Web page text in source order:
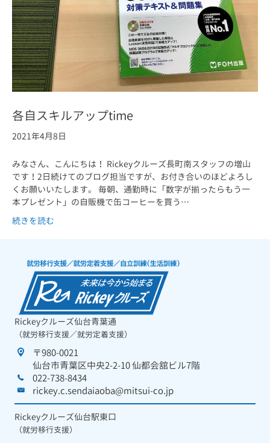
各自スキルアップtime
2021年4月8日
みなさん、こんにちは！ Rickeyクルーズ長町南スタッフの増山
です！2日続けてのブログ担当ですが、お付き合いのほどよろし
くお願いいたします。 毎朝、通勤時に「数字が揃ったらもう一
本プレゼント」の自販機で缶コーヒーを買う…
続きを読む
Rickeyクルーズ仙台青葉通
（就労移行支援／就労定着支援）
〒980-0021
仙台市青葉区中央2-2-10 仙都会舘ビル7階
022-738-8434
rickey.c.sendaiaoba@mitsui-co.jp
Rickeyクルーズ仙台駅東口
（就労移行支援）